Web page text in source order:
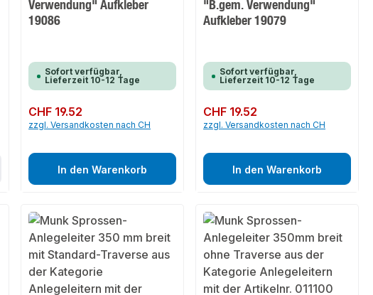
Verwendung" Aufkleber
19086
Sofort verfügbar,
Lieferzeit 10-12 Tage
Regulärer Preis:
CHF 19.52
zzgl. Versandkosten nach CH
In den Warenkorb
"B.gem. Verwendung"
Aufkleber 19079
Sofort verfügbar,
Lieferzeit 10-12 Tage
Regulärer Preis:
CHF 19.52
zzgl. Versandkosten nach CH
In den Warenkorb